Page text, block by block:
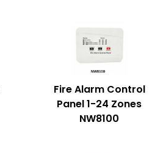
Fire Alarm Control
Panel 1-24 Zones
NW8100